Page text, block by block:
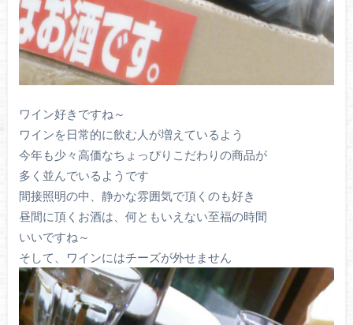
ワイン好きですね～
ワインを日常的に飲む人が増えているよう
今年も少々高価なちょっぴりこだわりの商品が
多く並んでいるようです
間接照明の中、静かな雰囲気で頂くのも好き
昼間に頂くお酒は、何ともいえない至福の時間
いいですね～
そして、ワインにはチーズが外せません